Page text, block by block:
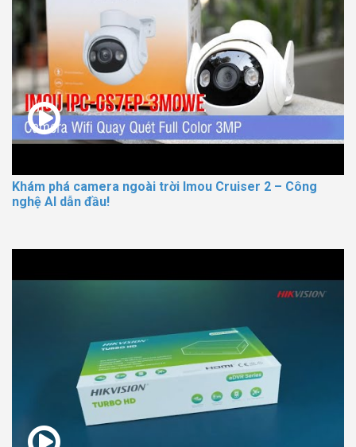
Khám phá camera ngoài trời Imou Cruiser 2 – Công
nghệ AI dẫn đầu!